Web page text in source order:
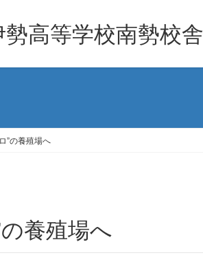
高等学校南勢校舎
”の養殖場へ
”の養殖場へ